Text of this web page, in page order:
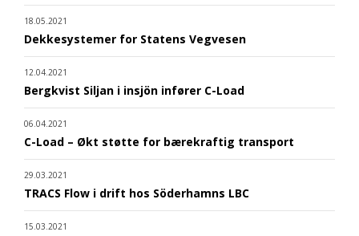
18.05.2021
Dekkesystemer for Statens Vegvesen
12.04.2021
Bergkvist Siljan i insjön infører C-Load
06.04.2021
C-Load – Økt støtte for bærekraftig transport
29.03.2021
TRACS Flow i drift hos Söderhamns LBC
15.03.2021